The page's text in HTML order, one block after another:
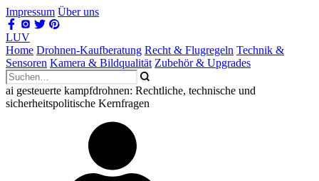
Impressum Über uns
LUV
Home Drohnen-Kaufberatung Recht & Flugregeln Technik &
Sensoren Kamera & Bildqualität Zubehör & Upgrades
ai gesteuerte kampfdrohnen: Rechtliche, technische und
sicherheitspolitische Kernfragen